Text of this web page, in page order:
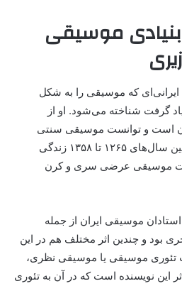
بنیادی موسیقی
ایرانی‌ای که موسیقی را به شکل
گرفت شناخته می‌شود. او از
است و توانست موسیقی سنتی
ایرانی را متحول کند. وزیری بین سال‌های ۱۲۶۵ تا ۱۳۵۸ زندگی
موسیقی عرضی سری و کرن
موسیقی ایران از جمله
بود و چندین اثر مختلف هم در این
تئوری موسیقی یا موسیقی نظری،
این نویسنده است که در آن به تئوری